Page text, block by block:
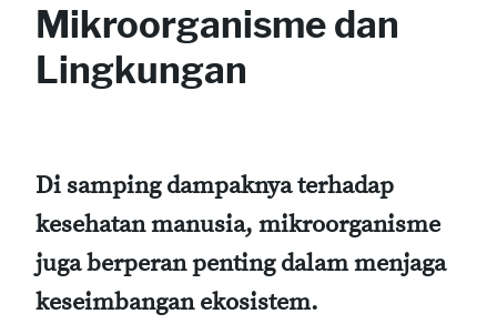
Mikroorganisme dan
Lingkungan
Di samping dampaknya terhadap
kesehatan manusia, mikroorganisme
juga berperan penting dalam menjaga
keseimbangan ekosistem.